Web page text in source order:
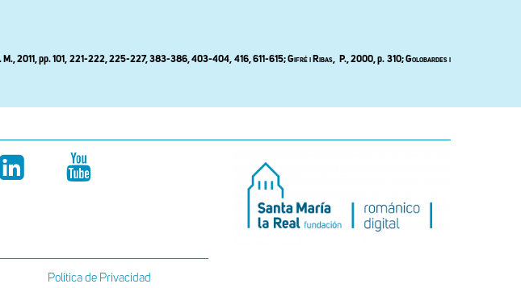
M., 2011,pp. 101, 221-222, 225-227, 383-386, 403-404, 416, 611-615; Gifré i Ribas, P., 2000,p. 310; Golobardes i
Política de Privacidad